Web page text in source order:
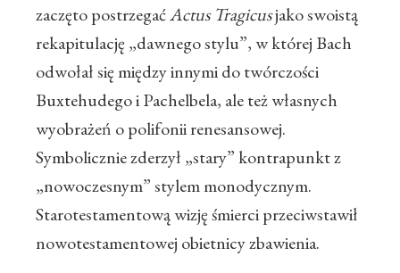
zaczęto postrzegaćActus Tragicusjako swoistą
rekapitulację „dawnego stylu”, w której Bach
odwołał się między innymi do twórczości
Buxtehudego i Pachelbela, ale też własnych
wyobrażeń o polifonii renesansowej.
Symbolicznie zderzył „stary” kontrapunkt z
„nowoczesnym” stylem monodycznym.
Starotestamentową wizję śmierci przeciwstawił
nowotestamentowej obietnicy zbawienia.